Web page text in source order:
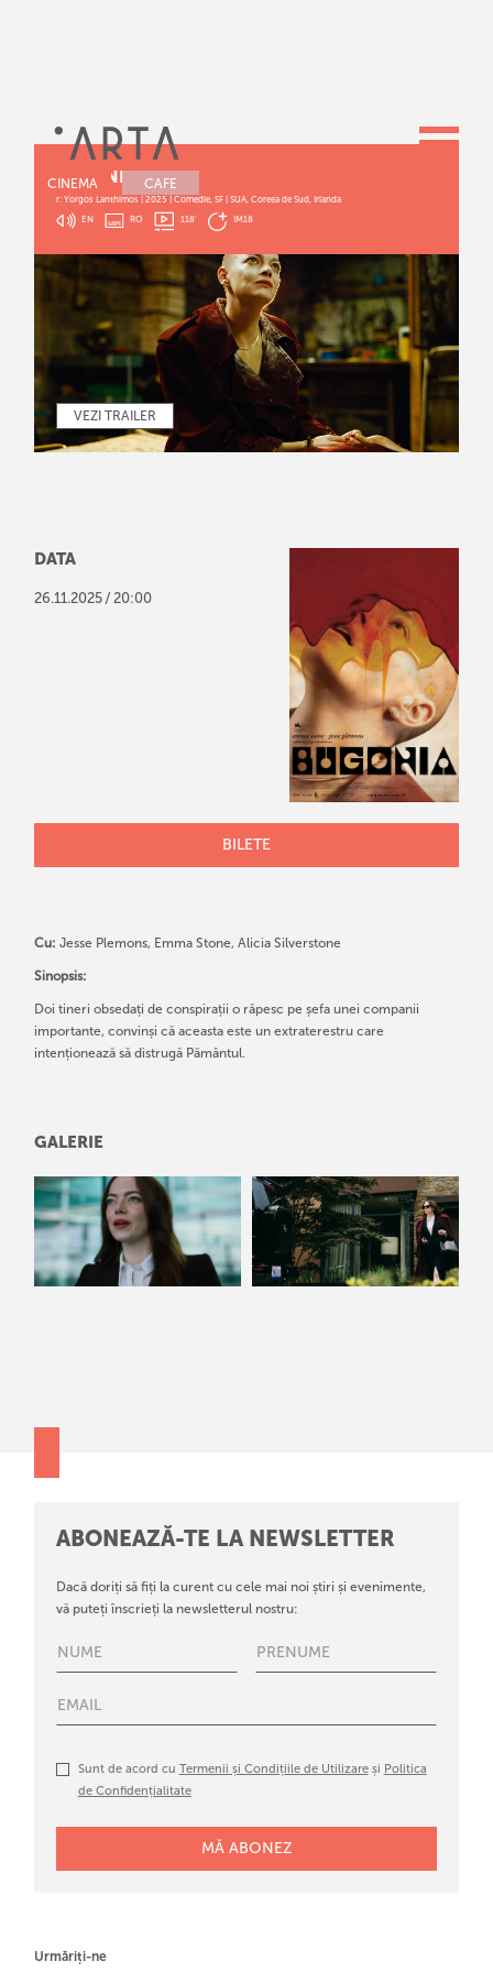
CINEMA CAFE
BUGONIA
r: Yorgos Lanthimos | 2025 | Comedie, SF | SUA, Coreea de Sud, Irlanda
EN
RO 118' IM18
VEZI TRAILER
DATA
26.11 .2025 / 20:00
BILETE
Cu: Jesse Plemons, Emma Stone, Alicia Silverstone
Sinopsis:
Doi tineri obsedați de conspirații o răpesc pe șefa unei companii
importante, convinși că aceasta este un extraterestru care
intenționează să distrugă Pământul.
GALERIE
ABONEAZĂ-TE LA NEWSLETTER
Dacă doriți să fiți la curent cu cele mai noi știri și evenimente,
vă puteți înscrieți la newsletterul nostru:
Sunt de acord cu Termenii și Condițiile de Utilizareși Politica
de Confidențialitate
Urmăriți-ne